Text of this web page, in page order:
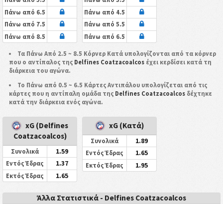
Πάνω από 6.5
Πάνω από 7.5
Πάνω από 8.5
Πάνω από 4.5
Πάνω από 5.5
Πάνω από 6.5
Τα Πάνω Από 2.5 ~ 8.5 Κόρνερ Κατά υπολογίζονται από τα κόρνερ
που ο αντίπαλος της Delfines Coatzacoalcosέχει κερδίσει κατά τη
διάρκεια του αγώνα.
Το Πάνω από 0.5 ~ 6.5 Κάρτες Αντιπάλου υπολογίζεται από τις
κάρτες που η αντίπαλη ομάδα της Delfines Coatzacoalcosδέχτηκε
κατά την διάρκεια ενός αγώνα.
xG (Delfines
Coatzacoalcos)
Συνολικά 1.59
Εντός Έδρας 1.37
Εκτός Έδρας 1.65
xG (Κατά)
Συνολικά 1.89
Εντός Έδρας 1.65
Εκτός Έδρας 1.95
Άλλα Στατιστικά - Delfines Coatzacoalcos